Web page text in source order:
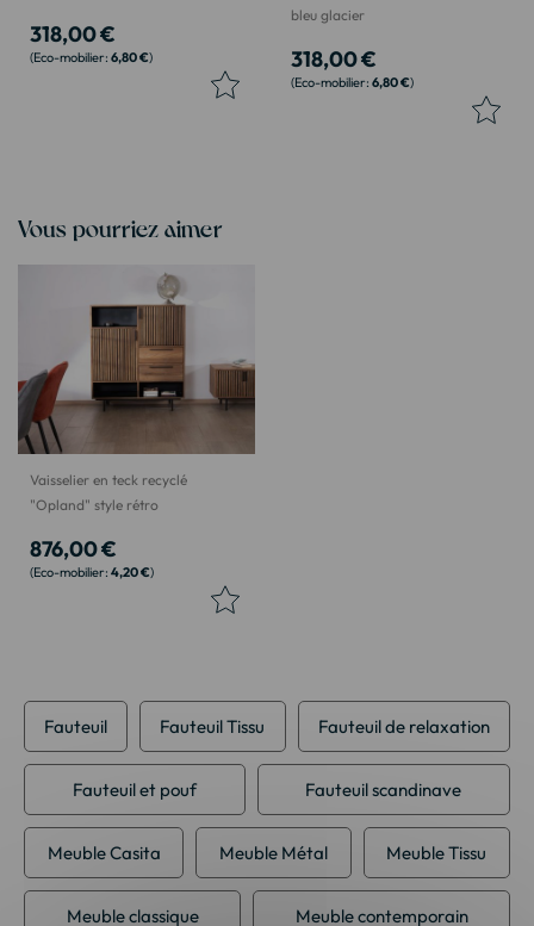
318,00 €
6,80 €
bleu glacier
318,00 €
6,80 €
Vous pourriez aimer
Vaisselier en teck recyclé
"Opland" style rétro
876,00 €
4,20 €
Fauteuil Fauteuil Tissu Fauteuil de relaxation
Fauteuil et pouf Fauteuil scandinave
Meuble Casita Meuble Métal Meuble Tissu
Meuble classique Meuble contemporain